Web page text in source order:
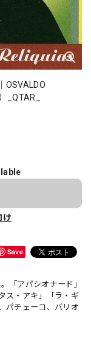
OSVALDO
_QTAR_
け
Save
「アパシオナード」
ス・アキ」「ラ・ギ
パチェーコ、バリオ